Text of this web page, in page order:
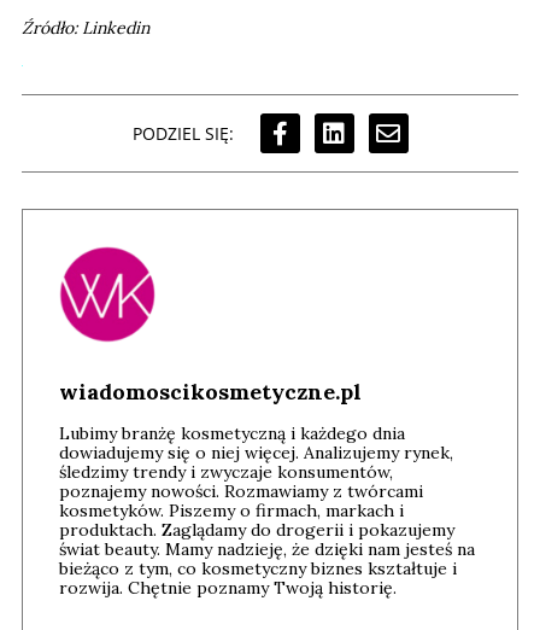
Źródło: Linkedin
PODZIEL SIĘ:
wiadomoscikosmetyczne.pl
Lubimy branżę kosmetyczną i każdego dnia
dowiadujemy się o niej więcej. Analizujemy rynek,
śledzimy trendy i zwyczaje konsumentów,
poznajemy nowości. Rozmawiamy z twórcami
kosmetyków. Piszemy o firmach, markach i
produktach. Zaglądamy do drogerii i pokazujemy
świat beauty. Mamy nadzieję, że dzięki nam jesteś na
bieżąco z tym, co kosmetyczny biznes kształtuje i
rozwija. Chętnie poznamy Twoją historię.